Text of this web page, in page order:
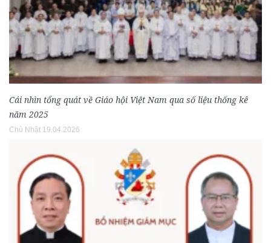
Cái nhìn tổng quát về Giáo hội Việt Nam qua số liệu thống kê
năm 2025
Chủ Nhật 19.04.2026